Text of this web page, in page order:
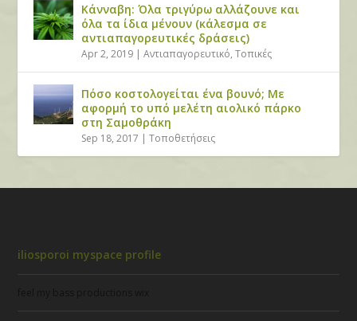
Κάνναβη: Όλα τριγύρω αλλάζουνε και
όλα τα ίδια μένουν (κάλεσμα σε
αντιαπαγορευτικές δράσεις)
Apr 2, 2019 |Αντιαπαγορευτικό,Τοπικές
Πόσο κοστολογείται ένα βουνό; Με
αφορμή το υπό μελέτη αιολικό πάρκο
στη Σαμοθράκη
Sep 18, 2017 |Τοποθετήσεις
iliosporoi myspace profile